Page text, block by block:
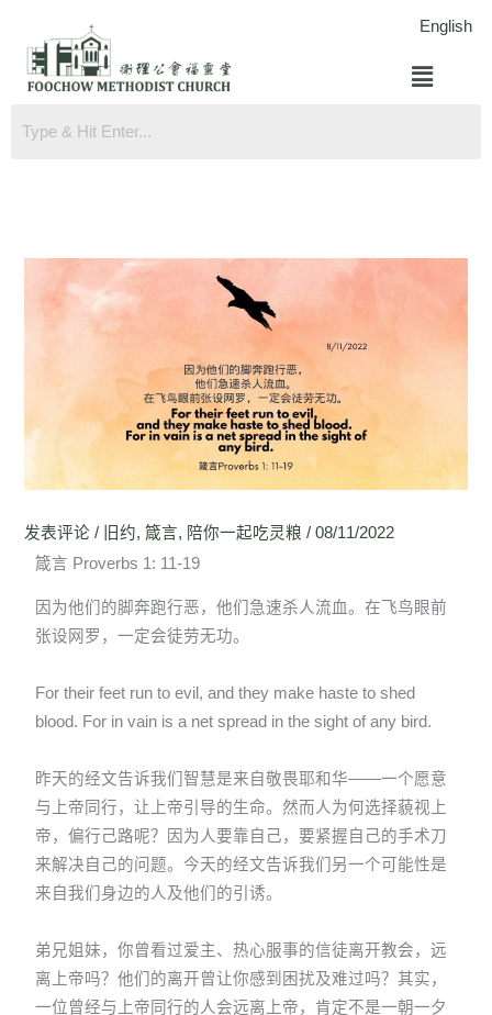
English
菜
单
发表评论 / 旧约,箴言, 陪你一起吃灵粮 /08/11/2022
箴言 Proverbs 1: 11-19
因为他们的脚奔跑行恶，他们急速杀人流血。在飞鸟眼前
张设网罗，一定会徒劳无功。
For their feet run to evil, and they make haste to shed
blood. For in vain is a net spread in the sight of any bird.
昨天的经文告诉我们智慧是来自敬畏耶和华——一个愿意
与上帝同行，让上帝引导的生命。然而人为何选择藐视上
帝，偏行己路呢？因为人要靠自己，要紧握自己的手术刀
来解决自己的问题。今天的经文告诉我们另一个可能性是
来自我们身边的人及他们的引诱。
弟兄姐妹，你曾看过爱主、热心服事的信徒离开教会，远
离上帝吗？他们的离开曾让你感到困扰及难过吗？其实，
一位曾经与上帝同行的人会远离上帝，肯定不是一朝一夕